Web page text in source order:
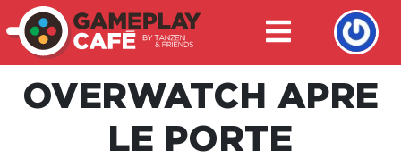
OVERWATCH APRE
LE PORTE